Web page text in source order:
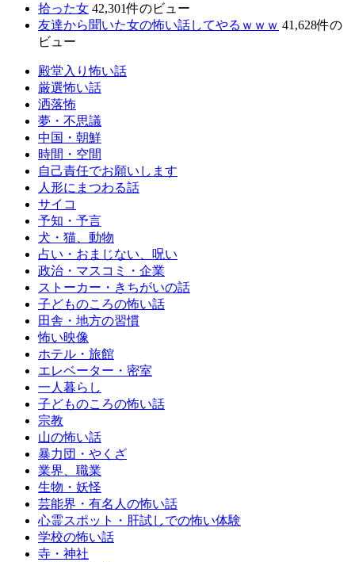
拾った女 42,301件のビュー
友達から聞いた女の怖い話してやるｗｗｗ 41,628件の
ビュー
殿堂入り怖い話
厳選怖い話
洒落怖
夢・不思議
中国・朝鮮
時間・空間
自己責任でお願いします
人形にまつわる話
サイコ
予知・予言
犬・猫、動物
占い・おまじない、呪い
政治・マスコミ・企業
ストーカー・きちがいの話
子どものころの怖い話
田舎・地方の習慣
怖い映像
ホテル・旅館
エレベーター・密室
一人暮らし
子どものころの怖い話
宗教
山の怖い話
暴力団・やくざ
業界、職業
生物・妖怪
芸能界・有名人の怖い話
心霊スポット・肝試しでの怖い体験
学校の怖い話
寺・神社